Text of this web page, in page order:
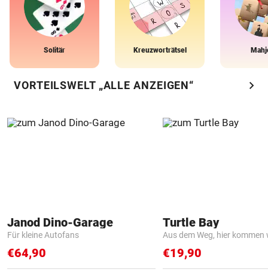
Solitär Kreuzworträtsel
VORTEILSWELT „ALLE ANZEIGEN“ chevron_right
Janod Dino-Garage
Für kleine Autofans
€64,90
Turtle Bay
Aus dem Weg, hier kommen
€19,90